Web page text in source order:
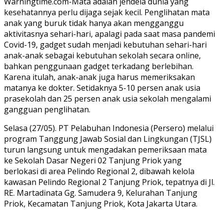
kesehatannya perlu dijaga sejak kecil. Penglihatan mata
anak yang buruk tidak hanya akan mengganggu
aktivitasnya sehari-hari, apalagi pada saat masa pandemi
Covid-19, gadget sudah menjadi kebutuhan sehari-hari
anak-anak sebagai kebutuhan sekolah secara online,
bahkan penggunaan gadget terkadang berlebihan.
Karena itulah, anak-anak juga harus memeriksakan
matanya ke dokter. Setidaknya 5-10 persen anak usia
prasekolah dan 25 persen anak usia sekolah mengalami
gangguan penglihatan.
Selasa (27/05). PT Pelabuhan Indonesia (Persero) melalui
program Tanggung Jawab Sosial dan Lingkungan (TJSL)
turun langsung untuk mengadakan pemeriksaan mata
ke Sekolah Dasar Negeri 02 Tanjung Priok yang
berlokasi di area Pelindo Regional 2, dibawah kelola
kawasan Pelindo Regional 2 Tanjung Priok, tepatnya di Jl.
RE. Martadinata Gg. Samudera 9, Kelurahan Tanjung
Priok, Kecamatan Tanjung Priok, Kota Jakarta Utara.